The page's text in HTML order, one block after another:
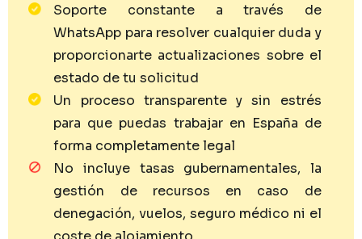
Soporte constante a través de
WhatsApp para resolver cualquier duda y
proporcionarte actualizaciones sobre el
estado de tu solicitud
Un proceso transparente y sin estrés
para que puedas trabajar en España de
forma completamente legal
No incluye tasas gubernamentales, la
gestión de recursos en caso de
denegación, vuelos, seguro médico ni el